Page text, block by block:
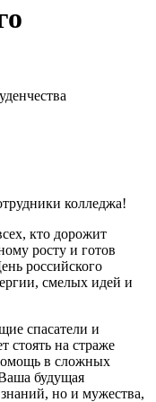
колледжа!
кто дорожит
росту и готов
российского
смелых идей и
спасатели и
стоять на страже
в сложных
будущая
но и мужества,